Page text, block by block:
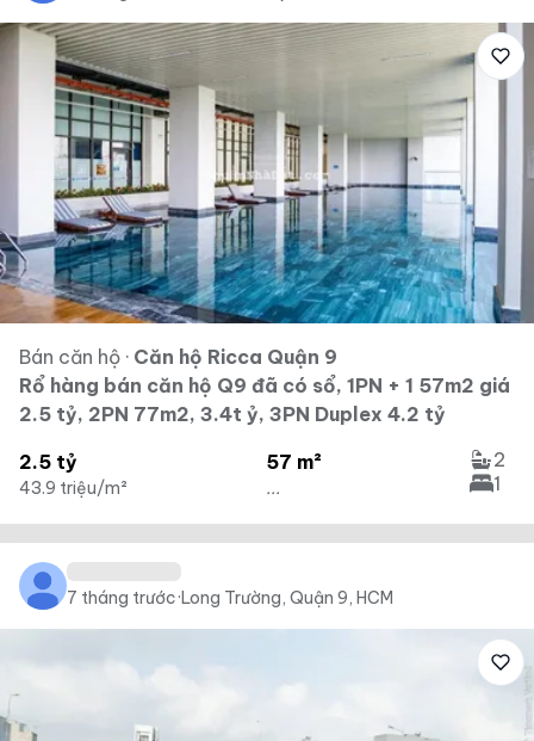
Bán căn hộ · Căn hộ Ricca Quận 9
Rổ hàng bán căn hộ Q9 đã có sổ, 1PN + 1 57m2 giá
2.5 tỷ, 2PN 77m2, 3.4t ỷ, 3PN Duplex 4.2 tỷ
2.5 tỷ
43.9 triệu/m²
57 m²
...
2
1
7 tháng trước·Long Trường, Quận 9, HCM